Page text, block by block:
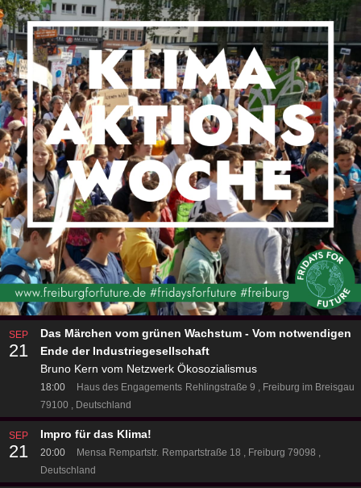
SEP
21
Das Märchen vom grünen Wachstum - Vom notwendigen
Ende der Industriegesellschaft
Bruno Kern vom Netzwerk Ökosozialismus
18:00 Haus des Engagements Rehlingstraße 9
Freiburg im Breisgau
79100
Deutschland
SEP
21
Impro für das Klima!
20:00 Mensa Rempartstr. Rempartstraße 18
Freiburg 79098
Deutschland